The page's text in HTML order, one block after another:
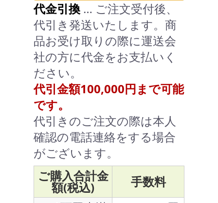
代金引換 … ご注文受付後、
代引き発送いたします。商
品お受け取りの際に運送会
社の方に代金をお支払いく
ださい。
代引金額100,000円まで可能
です。
代引きのご注文の際は本人
確認の電話連絡をする場合
がございます。
ご購入合計金
額(税込)
手数料